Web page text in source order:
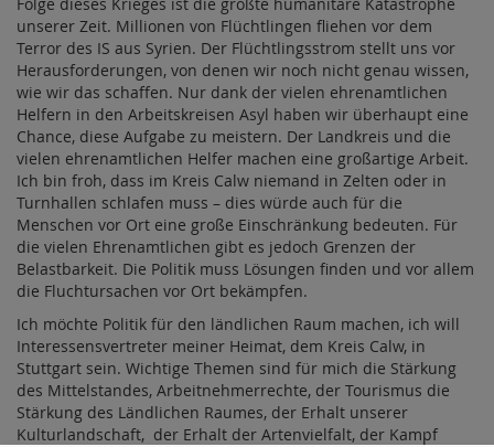
unserer Zeit. Millionen von Flüchtlingen fliehen vor dem
Terror des IS aus Syrien. Der Flüchtlingsstrom stellt uns vor
Herausforderungen, von denen wir noch nicht genau wissen,
wie wir das schaffen. Nur dank der vielen ehrenamtlichen
Helfern in den Arbeitskreisen Asyl haben wir überhaupt eine
Chance, diese Aufgabe zu meistern. Der Landkreis und die
vielen ehrenamtlichen Helfer machen eine großartige Arbeit.
Ich bin froh, dass im Kreis Calw niemand in Zelten oder in
Turnhallen schlafen muss – dies würde auch für die
Menschen vor Ort eine große Einschränkung bedeuten. Für
die vielen Ehrenamtlichen gibt es jedoch Grenzen der
Belastbarkeit. Die Politik muss Lösungen finden und vor allem
die Fluchtursachen vor Ort bekämpfen.
Ich möchte Politik für den ländlichen Raum machen, ich will
Interessensvertreter meiner Heimat, dem Kreis Calw, in
Stuttgart sein. Wichtige Themen sind für mich die Stärkung
des Mittelstandes, Arbeitnehmerrechte, der Tourismus die
Stärkung des Ländlichen Raumes, der Erhalt unserer
Kulturlandschaft, der Erhalt der Artenvielfalt, der Kampf